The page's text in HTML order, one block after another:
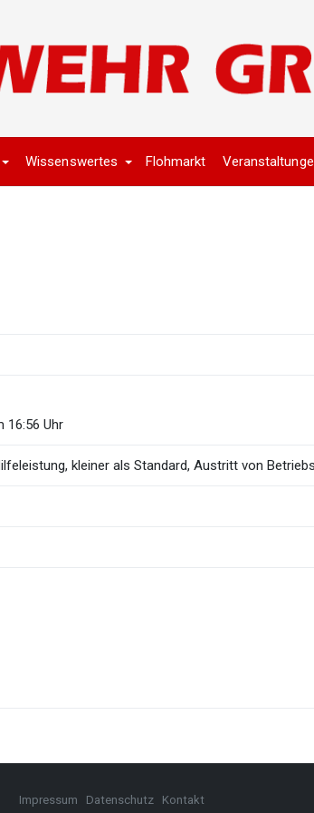
Wissenswertes Flohmarkt
16:56 Uhr
kleiner als Standard, Austritt von
Impressum Datenschutz Kontakt